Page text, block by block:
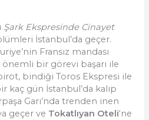
Şark Ekspresinde Cinayet
İstanbul’da geçer.
Fransız mandası
önemli bir görevi başarı ile
bindiği Toros Ekspresi ile
kaç gün İstanbul’da kalıp
Garı’nda trenden inen
geçer ve Tokatlıyan Oteli‘ne